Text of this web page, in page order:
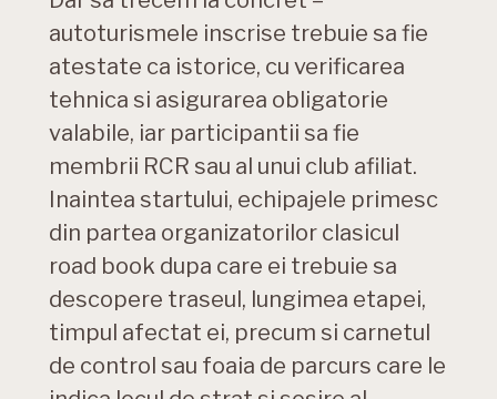
autoturismele inscrise trebuie sa fie
atestate ca istorice, cu verificarea
tehnica si asigurarea obligatorie
valabile, iar participantii sa fie
membrii RCR sau al unui club afiliat.
Inaintea startului, echipajele primesc
din partea organizatorilor clasicul
road book dupa care ei trebuie sa
descopere traseul, lungimea etapei,
timpul afectat ei, precum si carnetul
de control sau foaia de parcurs care le